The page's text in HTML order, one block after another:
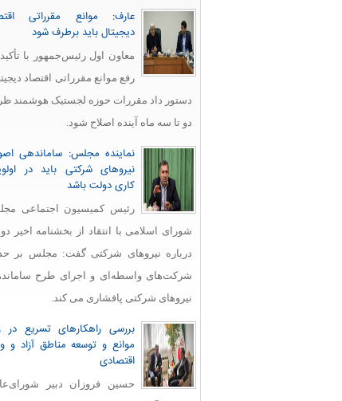
عارف: موانع مقرراتی
دیجیتال باید برطرف شود
معاون اول رئیس‌جمهور با تأکید
رفع موانع مقرراتی اقتصاد
دستور داد مقررات حوزه لجستیک هوشمند
دو تا سه ماه آینده اصلاح شود.
نماینده مجلس: ساماندهی
نیروهای شرکتی باید در
کاری دولت باشد
رئیس کمیسیون اجتماعی
شورای اسلامی با انتقاد از بخشنامه اخیر
درباره نیروهای شرکتی گفت: مجلس بر
شرکت‌های واسطه‌ای و اجرای طرح
نیروهای شرکتی پافشاری می کند.
بررسی راهکارهای تسریع در
موانع و توسعه مناطق آزاد و
اقتصادی
حسین فروزان دبیر